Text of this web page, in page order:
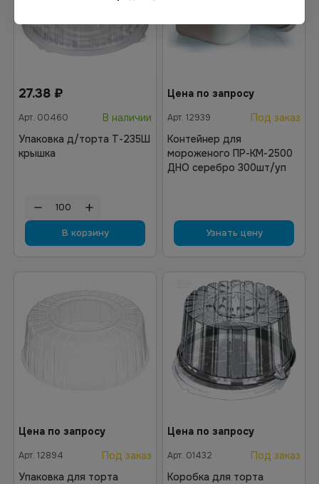
27.38 ₽
Арт. 00460
В наличии
Упаковка д/торта Т-235Ш
крышка
В корзину
Цена по запросу
Арт. 12939
Под заказ
Контейнер для
мороженого ПР-КМ-2500
ДНО серебро 300шт/уп
Узнать цену
Цена по запросу
Арт. 12894
Под заказ
Упаковка для торта
Цена по запросу
Арт. 01432
Под заказ
Коробка для торта